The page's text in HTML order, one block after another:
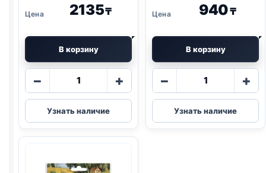
2135₸
В корзину
−
Количество
Деревенские
лак.
(УТКА,
+
Узнать наличие
940₸
В корзину
−
Количество
Деревенские
лак.
печенье
+
Узнать наличие